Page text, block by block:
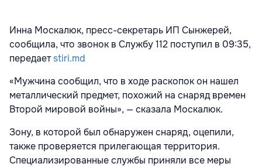
Инна Москалюк, пресс-секретарь ИП Сынжерей,
сообщила, что звонок в Службу 112 поступил в 09:35,
передаетstiri.md
«Мужчина сообщил, что в ходе раскопок он нашел
металлический предмет, похожий на снаряд времен
Второй мировой войны», — сказала Москалюк.
Зону, в которой был обнаружен снаряд, оцепили,
также проверяется прилегающая территория.
Специализированные службы приняли все меры